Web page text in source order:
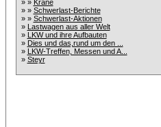
» » Krane
» » Schwerlast-Berichte
» » Schwerlast-Aktionen
» Lastwagen aus aller Welt
» LKW und ihre Aufbauten
» Dies und das,rund um den ...
» LKW-Treffen, Messen und A...
» Steyr